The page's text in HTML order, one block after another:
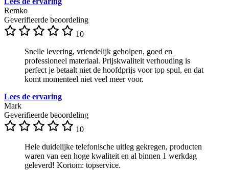
Remko
Geverifieerde beoordeling
10
Snelle levering, vriendelijk geholpen, goed en
professioneel materiaal. Prijskwaliteit verhouding is
perfect je betaalt niet de hoofdprijs voor top spul, en dat
komt momenteel niet veel meer voor.
Lees de ervaring
Mark
Geverifieerde beoordeling
10
Hele duidelijke telefonische uitleg gekregen, producten
waren van een hoge kwaliteit en al binnen 1 werkdag
geleverd! Kortom: topservice.